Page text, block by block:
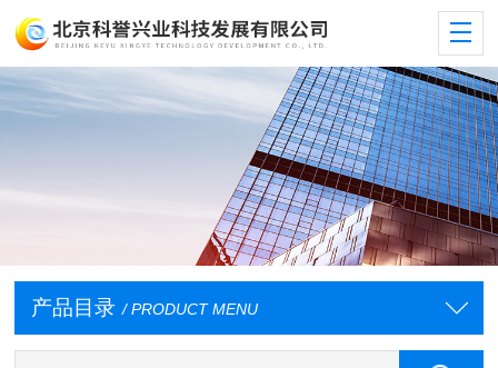
产品目录 / PRODUCT MENU